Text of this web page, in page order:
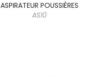
ASPIRATEUR POUSSIÈRES
AS10